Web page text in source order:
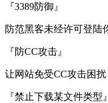
『3389防御』
防范黑客未经许可登陆
『防CC攻击』
让网站免受CC攻击困扰
『禁止下载某文件类型』